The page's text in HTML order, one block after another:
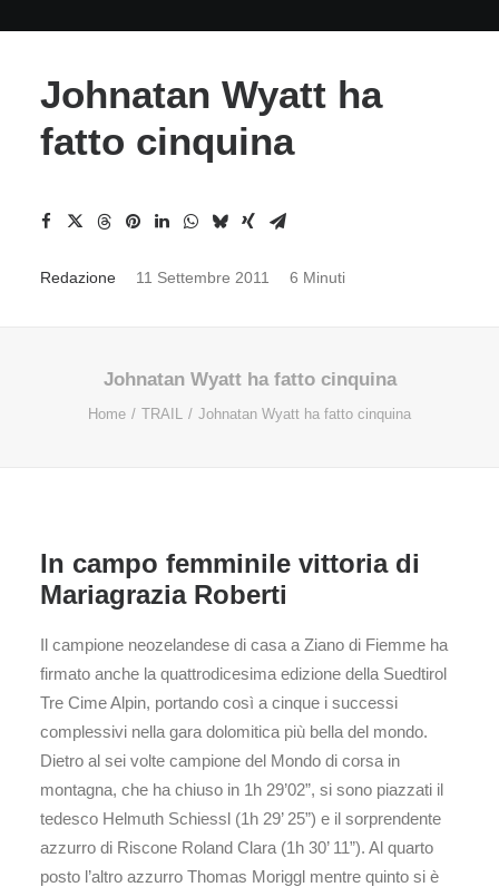
Johnatan Wyatt ha
fatto cinquina
Redazione 11 Settembre 2011 6 Minuti
Johnatan Wyatt ha fatto cinquina
Home TRAIL Johnatan Wyatt ha fatto cinquina
In campo femminile vittoria di
Mariagrazia Roberti
Il campione neozelandese di casa a Ziano di Fiemme ha
firmato anche la quattrodicesima edizione della Suedtirol
Tre Cime Alpin, portando così a cinque i successi
complessivi nella gara dolomitica più bella del mondo.
Dietro al sei volte campione del Mondo di corsa in
montagna, che ha chiuso in 1h 29’02”, si sono piazzati il
tedesco Helmuth Schiessl (1h 29’ 25”) e il sorprendente
azzurro di Riscone Roland Clara (1h 30’ 11”). Al quarto
posto l’altro azzurro Thomas Moriggl mentre quinto si è